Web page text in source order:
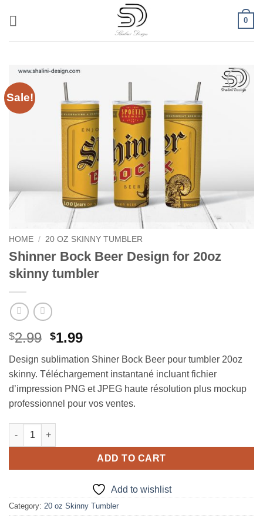
0
Sale!
HOME / 20 OZ SKINNY TUMBLER
Shinner Bock Beer Design for 20oz
skinny tumbler
$2.99 Original
was:
$2.99.
$1.99Current
is:
$1.99.
Design sublimation Shiner Bock Beer pour tumbler 20oz
skinny. Téléchargement instantané incluant fichier
d’impression PNG et JPEG haute résolution plus mockup
professionnel pour vos ventes.
Shinner Bock Beer Design for 20oz skinny tumbler quantity
ADD TO CART
Add to wishlist
Category: 20 oz Skinny Tumbler